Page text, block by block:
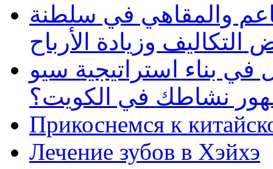
والمقاهي في سلطنة
وزيادة الأرباح
بناء استراتيجية سيو
نشاطك في الكويت؟
Прикоснемся к
Лечение зубов в Хэйхэ